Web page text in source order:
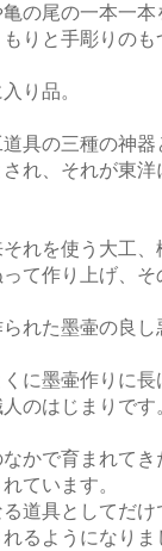
の尾の一本一
りと手彫りの
り品。
具の三種の神
れ、それが東
れを使う大工
て作り上げ、
れた墨壷の良
に墨壷作りに
のはじまりです
かで育まれて
ています。
道具としてだ
るようになりま